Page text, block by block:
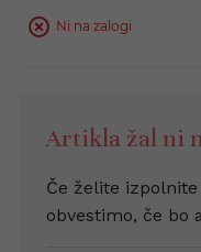
Ni na zalogi
Artikla žal ni
Če želite
obvestimo, če bo